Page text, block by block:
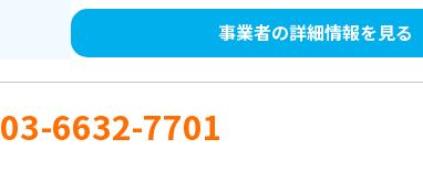
事業者の詳細情報を見る
03-6632-7701